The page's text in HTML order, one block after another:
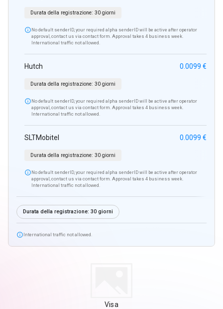
Durata della registrazione: 30 giorni
No default senderID, your required alpha senderID will be active after operator
approval, contact us via contact form. Approval takes 4 business week.
International traffic not allowed.
Hutch 0.0099 €
Durata della registrazione: 30 giorni
No default senderID, your required alpha senderID will be active after operator
approval, contact us via contact form. Approval takes 4 business week.
International traffic not allowed.
SLTMobitel 0.0099 €
Durata della registrazione: 30 giorni
No default senderID, your required alpha senderID will be active after operator
approval, contact us via contact form. Approval takes 4 business week.
International traffic not allowed.
Durata della registrazione: 30 giorni
International traffic not allowed.
Visa